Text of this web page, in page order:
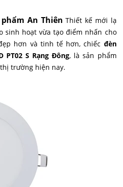
An Thiên Thiết kế mới lạ
sinh hoạt vừa tạo điểm nhấn cho
hơn và tinh tế hơn, chiếc đèn
PT02 S Rạng Đông, là sản phẩm
trường hiện nay.